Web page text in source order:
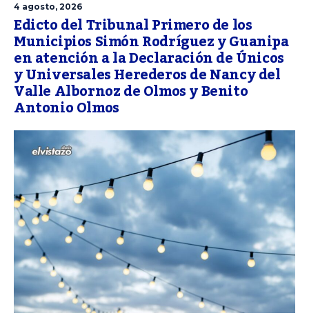
4 agosto, 2026
Edicto del Tribunal Primero de los
Municipios Simón Rodríguez y Guanipa
en atención a la Declaración de Únicos
y Universales Herederos de Nancy del
Valle Albornoz de Olmos y Benito
Antonio Olmos